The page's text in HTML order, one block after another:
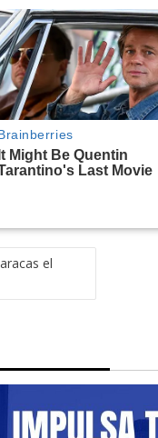
el